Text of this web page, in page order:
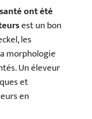
ont été
est un bon
les
morphologie
Un éleveur
et
en